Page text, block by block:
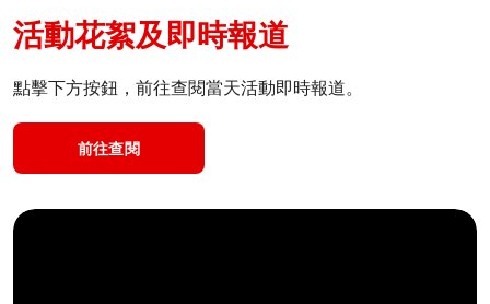
活動花絮及即時報道
點擊下方按鈕，前往查閱當天活動即時報道。
前往查閱